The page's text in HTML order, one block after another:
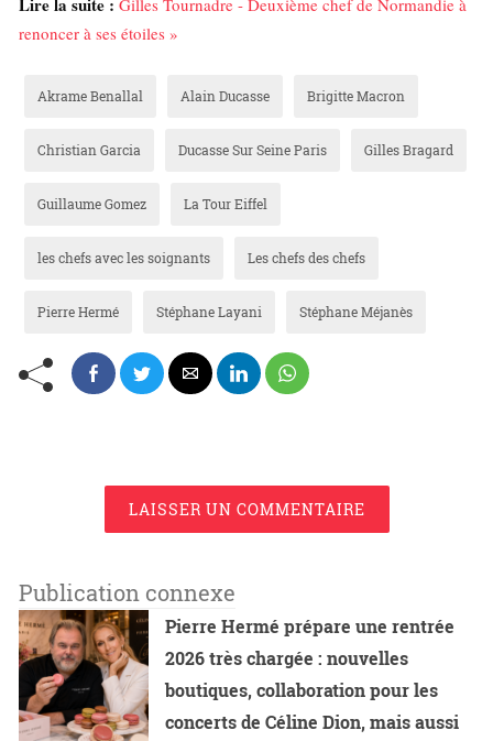
Gilles Tournadre - Deuxième chef de Normandie à
renoncer à ses étoiles »
Akrame Benallal Alain Ducasse Brigitte Macron
Christian Garcia Ducasse Sur Seine Paris Gilles Bragard
Guillaume Gomez La Tour Eiffel
les chefs avec les soignants Les chefs des chefs
Pierre Hermé Stéphane Layani Stéphane Méjanès
LAISSER UN COMMENTAIRE
Publication connexe
Pierre Hermé prépare une rentrée
2026 très chargée : nouvelles
boutiques, collaboration pour les
concerts de Céline Dion, mais aussi